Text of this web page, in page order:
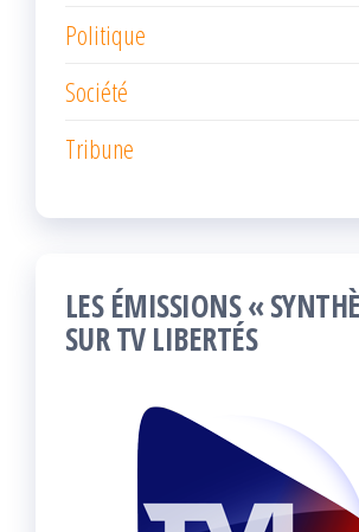
Politique
Société
Tribune
LES ÉMISSIONS «
SUR TV LIBERTÉS